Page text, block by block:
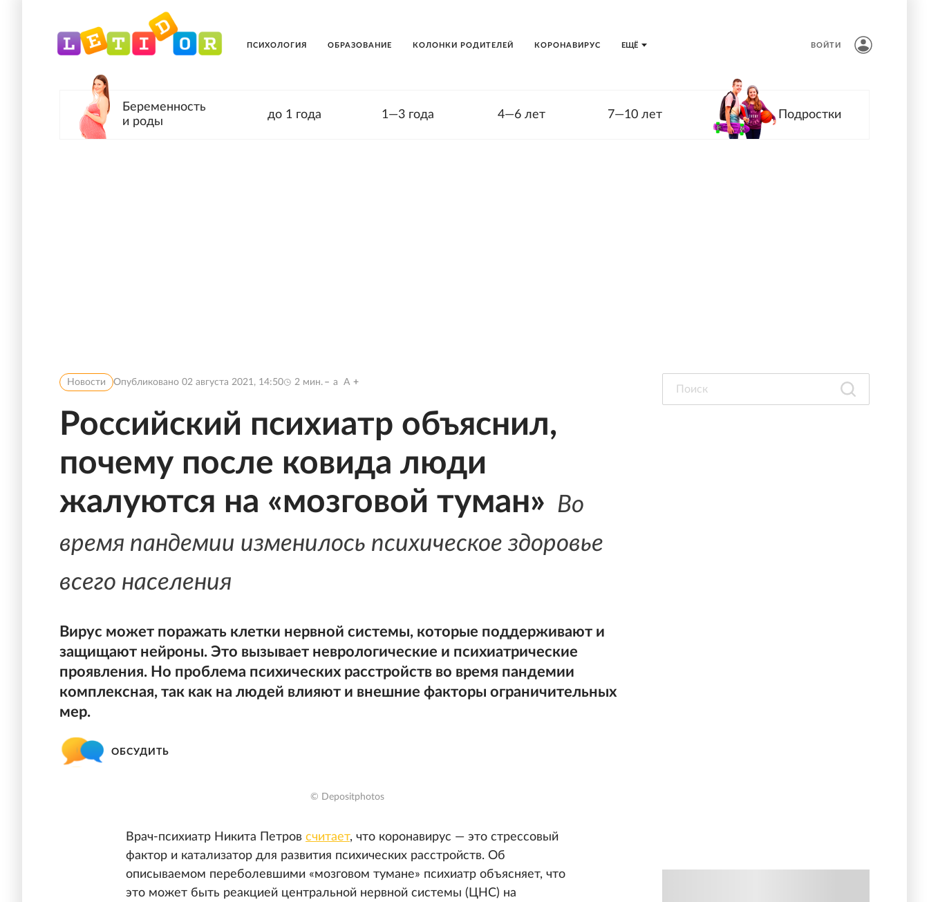
ЕЩЁ
ПСИХОЛОГИЯ ОБРАЗОВАНИЕ КОЛОНКИ РОДИТЕЛЕЙ КОРОНАВИРУС ВОЙТИ
Беременность
и роды
до 1 года 1—3 года 4—6 лет 7—10 лет Подростки
Новости Опубликовано 02 августа 2021, 14:50 2 мин. a A
Российский психиатр объяснил,
почему после ковида люди
жалуются на «мозговой туман» Во
время пандемии изменилось психическое здоровье
всего населения
Вирус может поражать клетки нервной системы, которые поддерживают и
защищают нейроны. Это вызывает неврологические и психиатрические
проявления. Но проблема психических расстройств во время пандемии
комплексная, так как на людей влияют и внешние факторы ограничительных
мер.
ОБСУДИТЬ
© Depositphotos
Врач-психиатр Никита Петров считает, что коронавирус — это стрессовый
фактор и катализатор для развития психических расстройств. Об
описываемом переболевшими «мозговом тумане» психиатр объясняет, что
это может быть реакцией центральной нервной системы (ЦНС) на